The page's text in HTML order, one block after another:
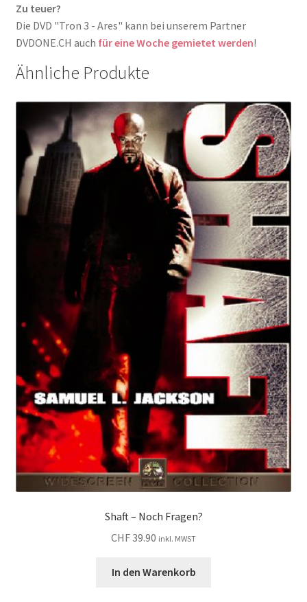
Zu teuer?
Die DVD "Tron 3 - Ares" kann bei unserem Partner
DVDONE.CH auch für eine Woche gemietet werden!
Ähnliche Produkte
Shaft – Noch Fragen?
CHF39.90 inkl. MWST
In den Warenkorb